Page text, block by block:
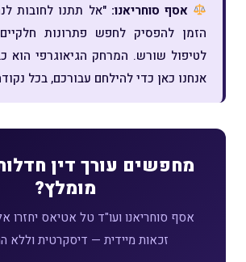
אסף סוחריאנו: "אל תתנו לחובות
הזמן להפסיק לחפש פתרונות
לטיפול שורש. המרחק הגיאוגרפי הוא
אנחנו כאן כדי להילחם עבורכם, בכל
מחפשים עורך דין
מומלץ?
אסף סוחריאנו ועו"ד טל אטיאס יחזרו
זכאות מיידית — דיסקרטית וללא